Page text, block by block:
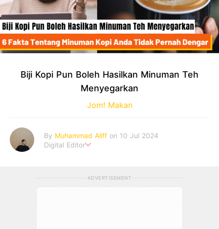
Biji Kopi Pun Boleh Hasilkan Minuman Teh
Menyegarkan
Jom! Makan
By Muhammad Aliff on 10 Jul 2024
Digital Editor
ADVERTISEMENT